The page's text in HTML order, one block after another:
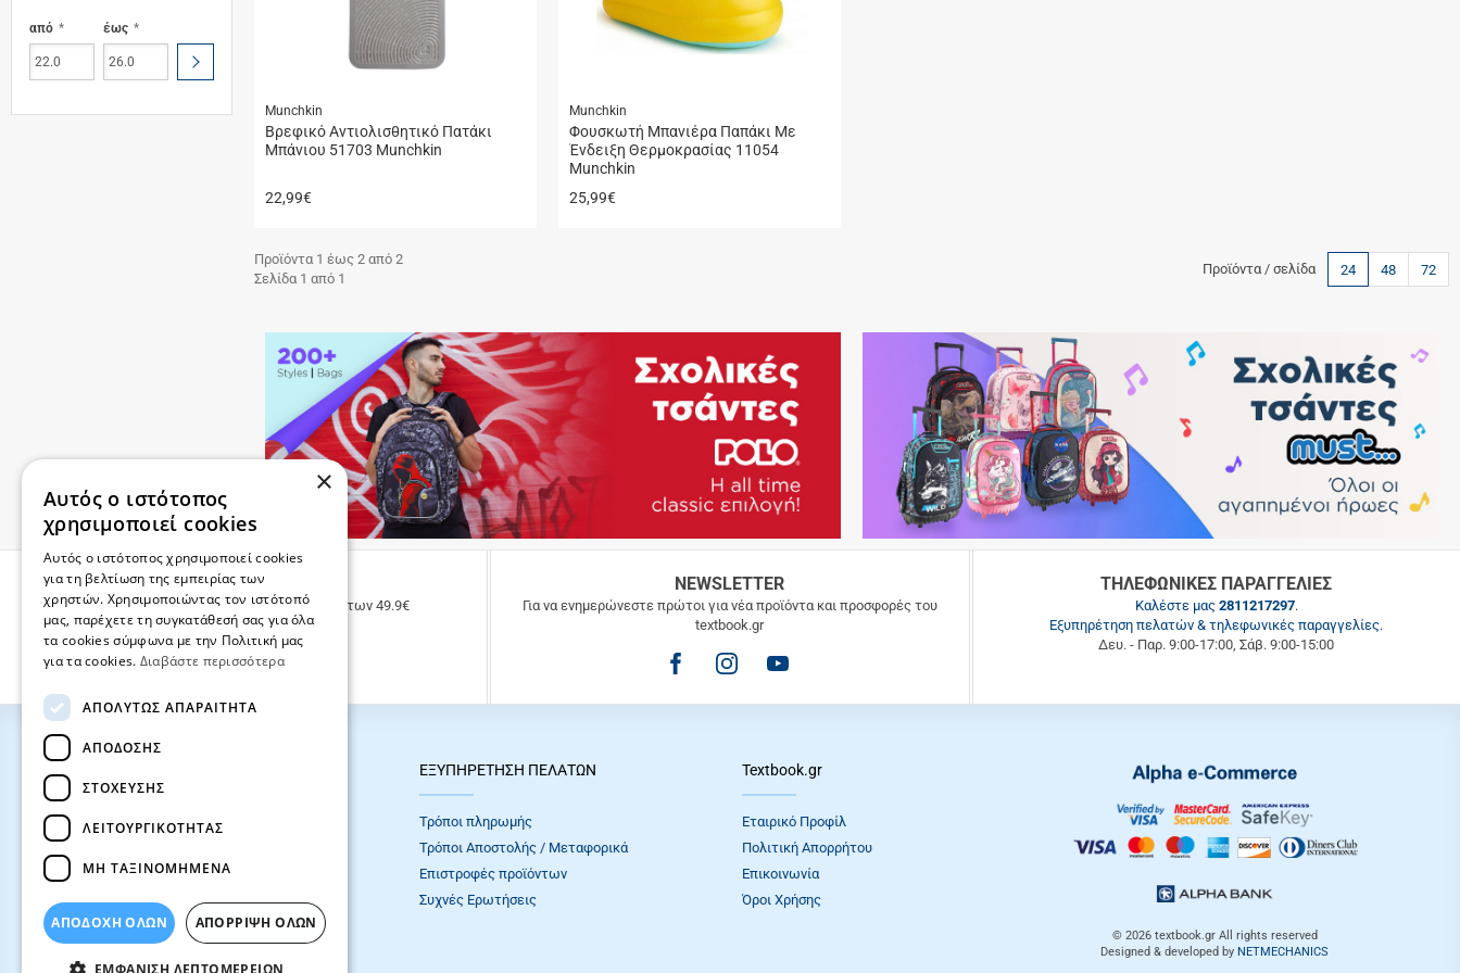
από έως
ΥΠΟΒΟΛΗ
Munchkin
Βρεφικό Αντιολισθητικό Πατάκι
Μπάνιου 51703 Munchkin
22,99€
Munchkin
Φουσκωτή Μπανιέρα Παπάκι Με
Ένδειξη Θερμοκρασίας 11054
Munchkin
25,99€
Προϊόντα 1 έως 2 από 2
Σελίδα 1 από 1
Προϊόντα / σελίδα 24 48 72
ΔΩΡΕΑΝ ΜΕΤΑΦΟΡΙΚΑ
Δωρεάν μεταφορικά για παραγγελίες άνω των 49.9€
NEWSLETTER
Για να ενημερώνεστε πρώτοι για νέα προϊόντα και προσφορές του
textbook.gr
ΤΗΛΕΦΩΝΙΚΕΣ ΠΑΡΑΓΓΕΛΙΕΣ
Καλέστε μας 2811217297.
Εξυπηρέτηση πελατών & τηλεφωνικές παραγγελίες.
Δευ. - Παρ. 9:00-17:00, Σάβ. 9:00-15:00
ΣΧΟΛΙΚΕΣ ΤΣΑΝΤΕΣ
ΕΞΥΠΗΡΕΤΗΣΗ ΠΕΛΑΤΩΝ
Τρόποι πληρωμής
Τρόποι Αποστολής / Μεταφορικά
Επιστροφές προϊόντων
Συχνές Eρωτήσεις
Textbook.gr
Εταιρικό Προφίλ
Πολιτική Απορρήτου
Επικοινωνία
Όροι Xρήσης
© 2026 textbook.grAll rights reserved
Designed & developed by NETMECHANICS
×
Αυτός ο ιστότοπος
χρησιμοποιεί cookies
Αυτός ο ιστότοπος χρησιμοποιεί cookies
για τη βελτίωση της εμπειρίας των
χρηστών. Χρησιμοποιώντας τον ιστότοπό
μας, παρέχετε τη συγκατάθεσή σας για όλα
τα cookies σύμφωνα με την Πολιτική μας
για τα cookies. Διαβάστε περισσότερα
ΑΠΟΛΎΤΩΣ ΑΠΑΡΑΊΤΗΤΑ
ΑΠΌΔΟΣΗΣ
ΣΤΌΧΕΥΣΗΣ
ΛΕΙΤΟΥΡΓΙΚΌΤΗΤΑΣ
ΜΗ ΤΑΞΙΝΟΜΗΜΈΝΑ
ΑΠΟΔΟΧΗ ΟΛΩΝ ΑΠΌΡΡΙΨΗ ΌΛΩΝ
ΕΜΦΆΝΙΣΗ ΛΕΠΤΟΜΕΡΕΙΏΝ